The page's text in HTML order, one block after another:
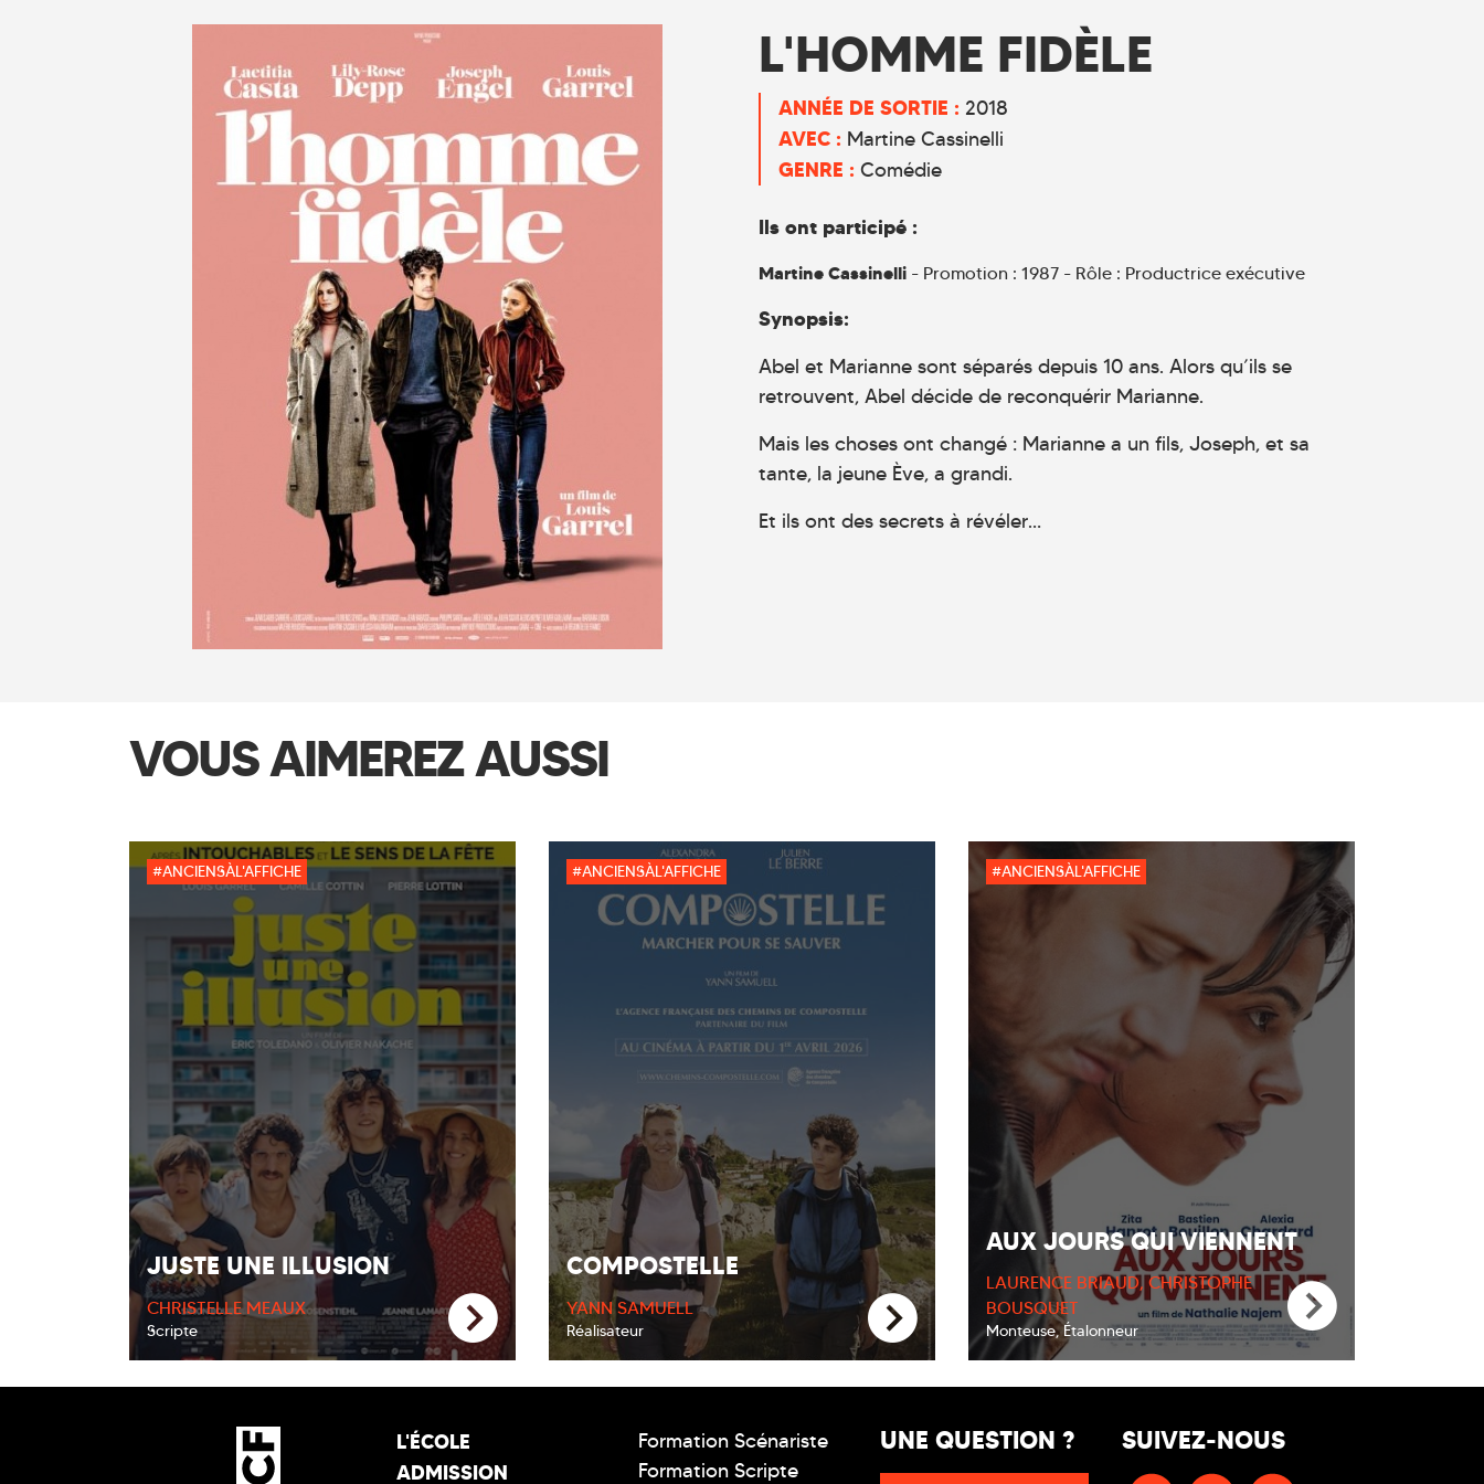
L'HOMME FIDÈLE
ANNÉE DE SORTIE : 2018
AVEC : Martine Cassinelli
GENRE : Comédie
Ils ont participé :
Martine Cassinelli - Promotion : 1987 - Rôle : Productrice exécutive
Synopsis:
Abel et Marianne sont séparés depuis 10 ans. Alors qu’ils se
retrouvent, Abel décide de reconquérir Marianne.
Mais les choses ont changé : Marianne a un fils, Joseph, et sa
tante, la jeune Ève, a grandi.
Et ils ont des secrets à révéler…
VOUS AIMEREZ AUSSI
#ANCIENSÀL'AFFICHE
JUSTE UNE ILLUSION
CHRISTELLE MEAUX
Scripte
#ANCIENSÀL'AFFICHE
COMPOSTELLE
YANN SAMUELL
Réalisateur
#ANCIENSÀL'AFFICHE
AUX JOURS QUI VIENNENT
LAURENCE BRIAUD, CHRISTOPHE
BOUSQUET
Monteuse, Étalonneur
L'ÉCOLE
ADMISSION
Formation Scénariste
Formation Scripte
UNE QUESTION ? SUIVEZ-NOUS